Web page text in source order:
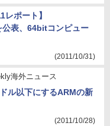
レポート】
表、64bitコンピュー
(2011/10/31)
海外ニュース
ル以下にするARMの新
(2011/10/28)